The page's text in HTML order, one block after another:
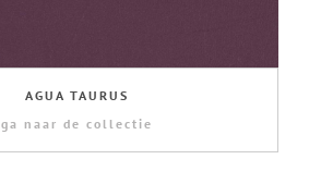
AGUA TAURUS
ga naar de collectie